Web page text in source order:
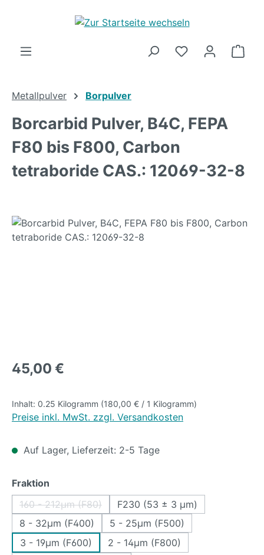
Zum Hauptinhalt springen
Metallpulver Borpulver
Borcarbid Pulver, B4C, FEPA
F80 bis F800, Carbon
tetraboride CAS.: 12069-32-8
Bildergalerie überspringen
Regulärer Preis:
45,00 €
Inhalt: 0.25 Kilogramm (180,00 € / 1 Kilogramm)
Preise inkl. MwSt. zzgl. Versandkosten
Auf Lager, Lieferzeit: 2-5 Tage
Fraktion
160 - 212µm (F80)
(Diese Option ist zurzeit nicht verfügbar.)
F230 (53 ± 3 µm)
8 - 32µm (F400)
5 - 25µm (F500)
3 - 19µm (F600)
2 - 14µm (F800)